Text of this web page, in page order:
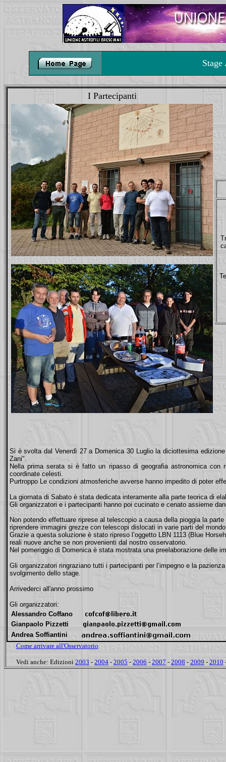
I Partecipanti
Si è svolta dal Venerdì 27 a Domenica 30 Luglio la diciottesima
Zani".
Nella prima serata si è fatto un ripasso di geografia astronomica con
coordinate celesti.
Purtroppo Le condizioni atmosferiche avverse hanno impedito di poter
La giornata di Sabato è stata dedicata interamente alla parte teorica di
Gli organizzatori e i partecipanti hanno poi cucinato e cenato assieme
Non potendo effettuare riprese al telescopio a causa della pioggia la
riprendere immagini grezze con telescopi dislocati in varie parti del
Grazie a questa soluzione è stato ripreso l’oggetto LBN 1113 (Blue
reali nuove anche se non provenienti dal nostro osservatorio.
Nel pomeriggio di Domenica è stata mostrata una preelaborazione delle
Gli organizzatori ringraziano tutti i partecipanti per l’impegno e la
svolgimento dello stage.
Arrivederci all'anno prossimo
Gli organizzatori:
Alessandro Coffano
Gianpaolo Pizzetti
Andrea Soffiantini
Come arrivare all'Osservatorio
Vedi anche: Edizioni 2003 - 2004- 2005 - 2006 - 2007 - 2008 - 2009 - 2010